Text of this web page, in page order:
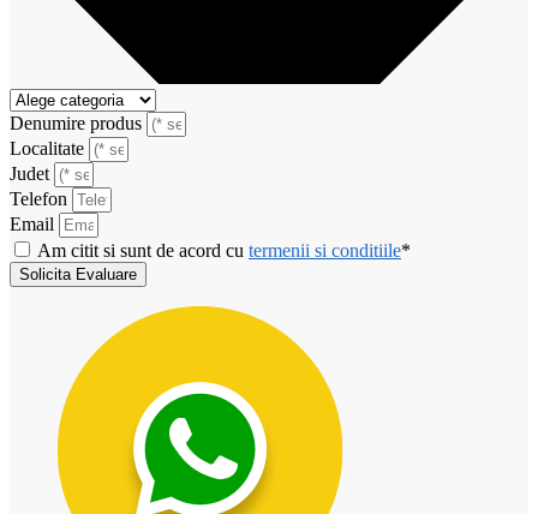
Denumire produs
Localitate
Judet
Telefon
Email
Am citit si sunt de acord cu termenii si conditiile*
Solicita Evaluare